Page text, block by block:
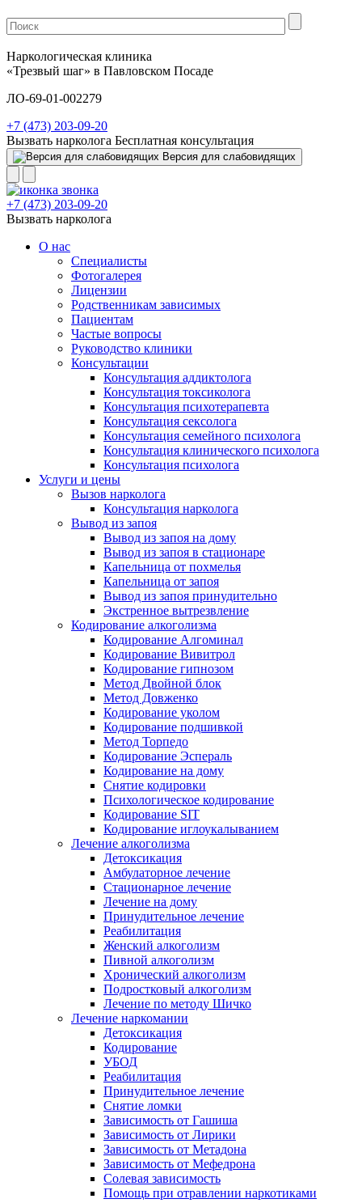
Наркологическая клиника
«Трезвый шаг» в Павловском Посаде
ЛО-69-01-002279
+7 (473) 203-09-20
Вызвать нарколога Бесплатная консультация
Версия для слабовидящих
+7 (473) 203-09-20
Вызвать нарколога
О нас
Специалисты
Фотогалерея
Лицензии
Родственникам зависимых
Пациентам
Частые вопросы
Руководство клиники
Консультации
Консультация аддиктолога
Консультация токсиколога
Консультация психотерапевта
Консультация сексолога
Консультация семейного психолога
Консультация клинического психолога
Консультация психолога
Услуги и цены
Вызов нарколога
Консультация нарколога
Вывод из запоя
Вывод из запоя на дому
Вывод из запоя в стационаре
Капельница от похмелья
Капельница от запоя
Вывод из запоя принудительно
Экстренное вытрезвление
Кодирование алкоголизма
Кодирование Алгоминал
Кодирование Вивитрол
Кодирование гипнозом
Метод Двойной блок
Метод Довженко
Кодирование уколом
Кодирование подшивкой
Метод Торпедо
Кодирование Эспераль
Кодирование на дому
Снятие кодировки
Психологическое кодирование
Кодирование SIT
Кодирование иглоукалыванием
Лечение алкоголизма
Детоксикация
Амбулаторное лечение
Стационарное лечение
Лечение на дому
Принудительное лечение
Реабилитация
Женский алкоголизм
Пивной алкоголизм
Хронический алкоголизм
Подростковый алкоголизм
Лечение по методу Шичко
Лечение наркомании
Детоксикация
Кодирование
УБОД
Реабилитация
Принудительное лечение
Снятие ломки
Зависимость от Гашиша
Зависимость от Лирики
Зависимость от Метадона
Зависимость от Мефедрона
Солевая зависимость
Помощь при отравлении наркотиками